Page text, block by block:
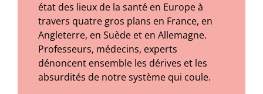
état des lieux de la santé en Europe à
travers quatre gros plans en France, en
Angleterre, en Suède et en Allemagne.
Professeurs, médecins, experts
dénoncent ensemble les dérives et les
absurdités de notre système qui coule.